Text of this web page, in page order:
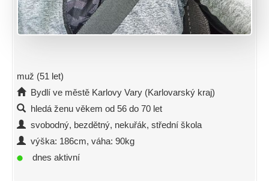
muž (51 let)
Bydlí ve městě Karlovy Vary (Karlovarský kraj)
hledá ženu věkem od 56 do 70 let
svobodný, bezdětný, nekuřák, střední škola
výška: 186cm, váha: 90kg
dnes aktivní